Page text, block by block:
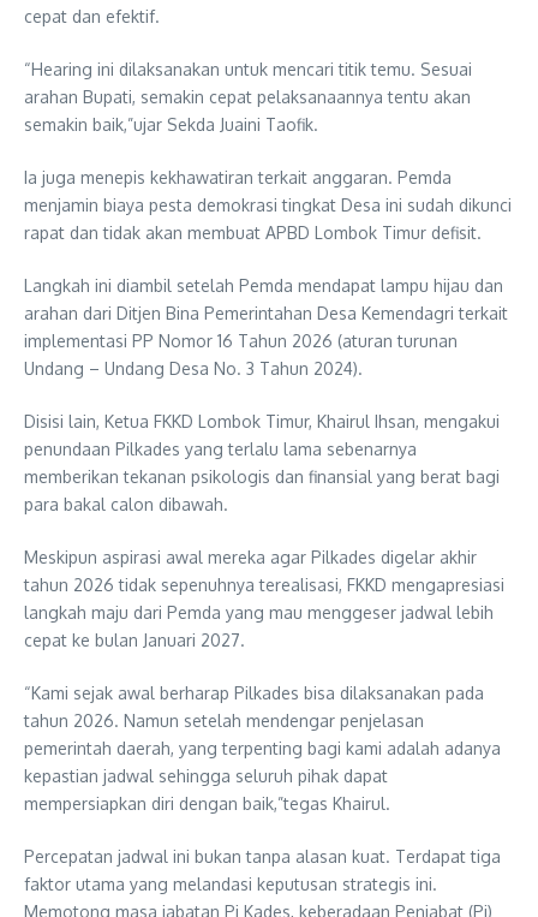
cepat dan efektif.
“Hearing ini dilaksanakan untuk mencari titik temu. Sesuai
arahan Bupati, semakin cepat pelaksanaannya tentu akan
semakin baik,”ujar Sekda Juaini Taofik.
Ia juga menepis kekhawatiran terkait anggaran. Pemda
menjamin biaya pesta demokrasi tingkat Desa ini sudah dikunci
rapat dan tidak akan membuat APBD Lombok Timur defisit.
Langkah ini diambil setelah Pemda mendapat lampu hijau dan
arahan dari Ditjen Bina Pemerintahan Desa Kemendagri terkait
implementasi PP Nomor 16 Tahun 2026 (aturan turunan
Undang – Undang Desa No. 3 Tahun 2024).
Disisi lain, Ketua FKKD Lombok Timur, Khairul Ihsan, mengakui
penundaan Pilkades yang terlalu lama sebenarnya
memberikan tekanan psikologis dan finansial yang berat bagi
para bakal calon dibawah.
Meskipun aspirasi awal mereka agar Pilkades digelar akhir
tahun 2026 tidak sepenuhnya terealisasi, FKKD mengapresiasi
langkah maju dari Pemda yang mau menggeser jadwal lebih
cepat ke bulan Januari 2027.
“Kami sejak awal berharap Pilkades bisa dilaksanakan pada
tahun 2026. Namun setelah mendengar penjelasan
pemerintah daerah, yang terpenting bagi kami adalah adanya
kepastian jadwal sehingga seluruh pihak dapat
mempersiapkan diri dengan baik,”tegas Khairul.
Percepatan jadwal ini bukan tanpa alasan kuat. Terdapat tiga
faktor utama yang melandasi keputusan strategis ini.
Memotong masa jabatan Pj Kades, keberadaan Penjabat (Pj)